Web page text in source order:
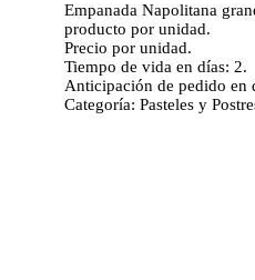
Empanada Napolitana
producto por unidad.
Precio por unidad.
Tiempo de vida en días: 2.
Anticipación de pedido en
Categoría: Pasteles y